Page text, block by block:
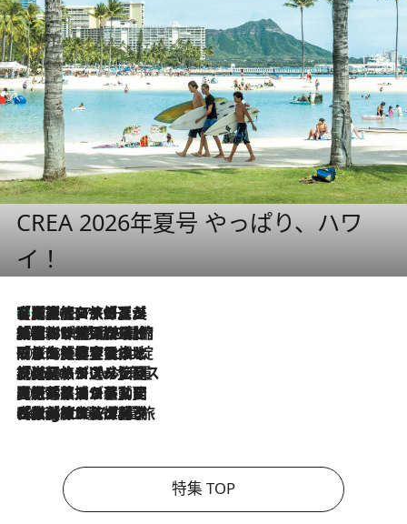
CREA 2026年夏号 やっぱり、ハワ
イ！
2026.8.7
【厳選旅コスメ】「多機能アイテムがメイン！」旅好き美容エディターが選んだ夏旅ベストコスメを発表【Mサイズジップ】
2026.8.6
「荷物が増えるほど旅ストレスは増す」美容ジャーナリストがたどり着いた最終結論。“化粧品を劇的に減らす”感動の凝縮美容とは
2026.8.6
「旅先には金髪ウィッグを持参」日本と同じメイクでは損してる!? 美容ジャーナリストが提案する“掟破りの旅美容”とは
2026.8.6
【厳選旅コスメ】「身軽さ＆UV対策重視！」ヘアアーティストshucoが選んだ夏旅ベストコスメを発表【Mサイズジップ】
2026.8.5
【厳選旅コスメ】国内をあちこち移動する河井菜摘が選んだ夏旅ベストコスメ発表！「リラックスアイテムはマスト」【Mサイズジップ】
2026.8.4
【厳選旅コスメ】「紫外線＆乾燥対策しながらメイク感も！」ヘア＆メイクGeorgeが選んだ夏旅ベストコスメを発表！【Mサイズジップ】
特集 TOP